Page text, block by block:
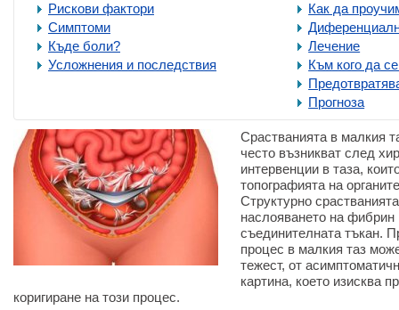
Рискови фактори
Симптоми
Къде боли?
Усложнения и последствия
Как да
Лечение
Към кого да
Прогноза
Срастванията в малкия
често възникват след
интервенции в таза,
топографията на
Структурно
наслояването на фибрин
съединителната тъкан.
процес в малкия таз
тежест, от
картина, което изисква
коригиране на този процес.